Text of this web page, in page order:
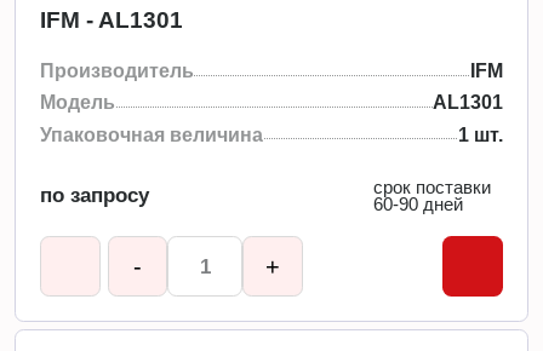
IFM - AL1301
Производитель
IFM
Модель
AL1301
Упаковочная величина
1 шт.
по запросу
срок поставки
60-90 дней
- +